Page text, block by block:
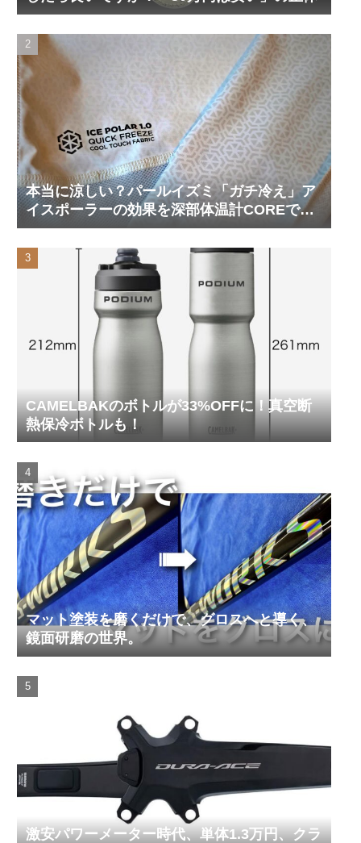
本当に涼しい？パールイズミ「ガチ冷え」ア
イスポーラーの効果を深部体温計COREで測
ってみた
CAMELBAKのボトルが33%OFFに！真空断
熱保冷ボトルも！
マット塗装を磨くだけで、グロスへと導く、
鏡面研磨の世界。
激安パワーメーター時代、単体1.3万円、クラ